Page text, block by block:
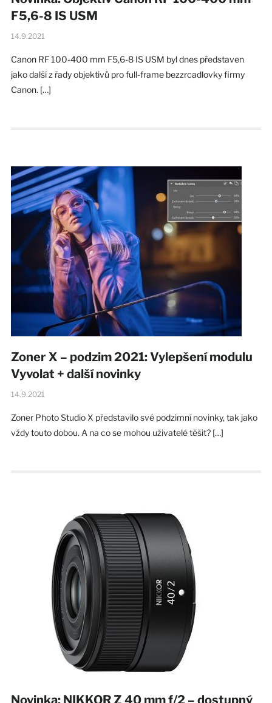
F5,6-8 IS USM
14.9.2021
Canon RF 100-400 mm F5,6-8 IS USM byl dnes představen
jako další z řady objektivů pro full-frame bezzrcadlovky firmy
Canon. […]
Zoner X – podzim 2021: Vylepšení modulu
Vyvolat + další novinky
14.9.2021
Zoner Photo Studio X představilo své podzimní novinky, tak jako
vždy touto dobou. A na co se mohou uživatelé těšit? […]
Novinka: NIKKOR Z 40 mm f/2 – dostupný